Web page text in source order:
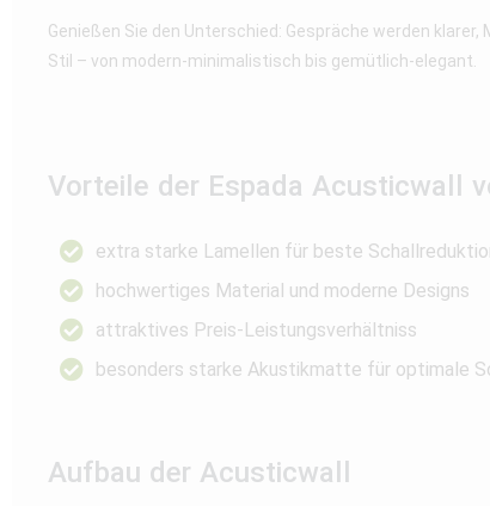
Genießen Sie den Unterschied: Gespräche werden
Stil – von modern-minimalistisch bis gemütlich-elegant.
Vorteile der Espada Acusticwall
extra starke Lamellen für beste
hochwertiges Material und moderne Designs
attraktives Preis-Leistungsverhältniss
besonders starke Akustikmatte für optimale
Aufbau der Acusticwall